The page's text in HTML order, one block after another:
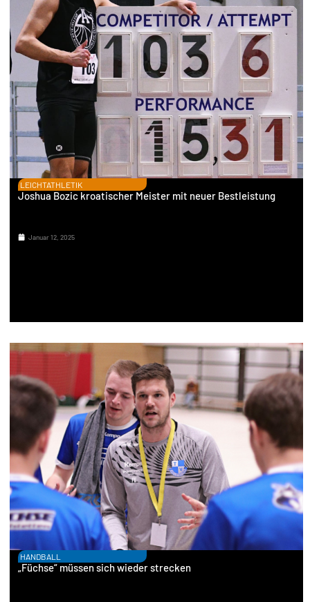
LEICHTATHLETIK
Joshua Bozic kroatischer Meister mit neuer Bestleistung
Januar 12, 2025
HANDBALL
„Füchse“ müssen sich wieder strecken